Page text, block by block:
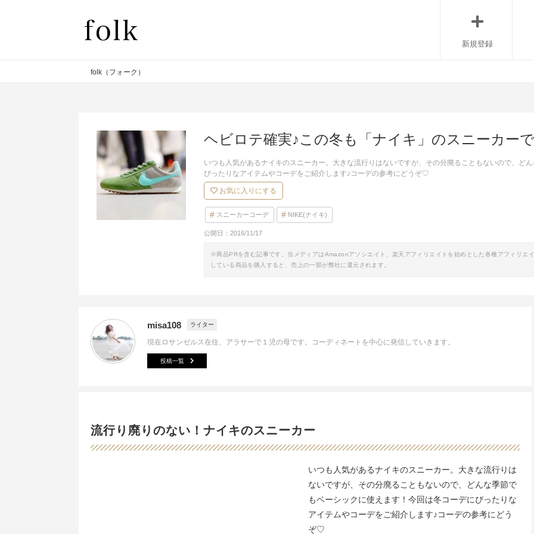
新規登録
folk（フォーク）
ヘビロテ確実♪この冬も「ナイキ」のスニーカー
いつも人気があるナイキのスニーカー。大きな流行りはないですが、その分廃ることもないので、ど
ぴったりなアイテムやコーデをご紹介します♪コーデの参考にどうぞ♡
お気に入りにする
スニーカーコーデ NIKE(ナイキ)
公開日： 2016/11/17
※商品PRを含む記事です。当メディアはAmazonアソシエイト、楽天アフィリエイトを始めとした各種アフィリエ
している商品を購入すると、売上の一部が弊社に還元されます。
misa108 ライター
現在ロサンゼルス在住、アラサーで１児の母です。コーディネートを中心に発信していきます。
投稿一覧
流行り廃りのない！ナイキのスニーカー
いつも人気があるナイキのスニーカー。大きな流行りは
ないですが、その分廃ることもないので、どんな季節で
もベーシックに使えます！今回は冬コーデにぴったりな
アイテムやコーデをご紹介します♪コーデの参考にどう
ぞ♡